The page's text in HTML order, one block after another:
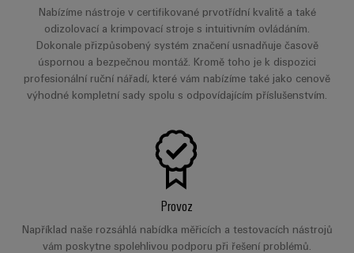
Nabízíme nástroje v certifikované prvotřídní kvalitě a také
odizolovací a krimpovací stroje s intuitivním ovládáním.
Dokonale přizpůsobený systém značení usnadňuje časově
úspornou a bezpečnou montáž. Kromě toho je k dispozici
profesionální ruční nářadí, které vám nabízíme také jako cenově
výhodné kompletní sady spolu s odpovídajícím příslušenstvím.
Provoz
Například naše rozsáhlá nabídka měřicích a testovacích nástrojů
vám poskytne spolehlivou podporu při řešení problémů.